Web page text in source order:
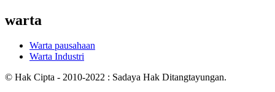
warta
Warta pausahaan
Warta Industri
© Hak Cipta - 2010-2022 : Sadaya Hak Ditangtayungan.